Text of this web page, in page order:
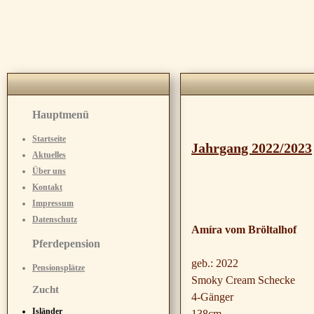
Hauptmenü
Startseite
Aktuelles
Über uns
Kontakt
Impressum
Datenschutz
Pferdepension
Pensionsplätze
Zucht
Isländer
Jahrgang 2022/2023
Amíra vom Bröltalhof
geb.: 2022
Smoky Cream Schecke
4-Gänger